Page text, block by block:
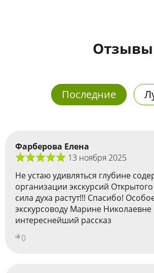
Отзывы
Последние
Фарберова Елена
13 ноября 2025
Не устаю удивляться глубине
организации экскурсий
сила духа растут!!! Спасибо!
экскурсоводу Марине Николаевне
интереснейший рассказ
0